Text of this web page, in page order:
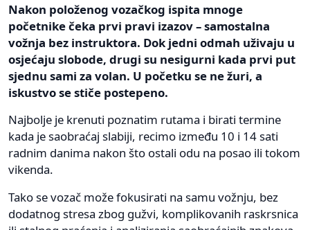
Nakon položenog vozačkog ispita mnoge
početnike čeka prvi pravi izazov – samostalna
vožnja bez instruktora. Dok jedni odmah uživaju u
osjećaju slobode, drugi su nesigurni kada prvi put
sjednu sami za volan. U početku se ne žuri, a
iskustvo se stiče postepeno.
Najbolje je krenuti poznatim rutama i birati termine
kada je saobraćaj slabiji, recimo između 10 i 14 sati
radnim danima nakon što ostali odu na posao ili tokom
vikenda.
Tako se vozač može fokusirati na samu vožnju, bez
dodatnog stresa zbog gužvi, komplikovanih raskrsnica